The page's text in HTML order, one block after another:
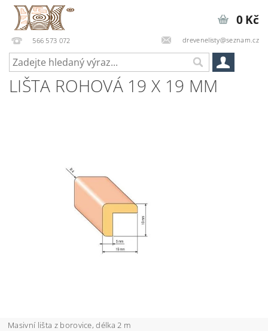
566 573 072 drevenelisty@seznam.cz
0 Kč
LIŠTA ROHOVÁ 19 X 19 MM
Masivní lišta z borovice, délka 2 m